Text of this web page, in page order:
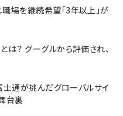
場を継続希望「3年以上」が
は？ グーグルから評価され、
通が挑んだグローバルサイ
台裏